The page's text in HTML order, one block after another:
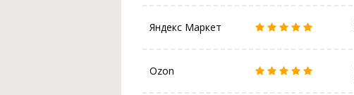
Яндекс Маркет
Ozon